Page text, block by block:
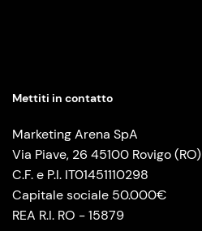
Mettiti in contatto
Marketing Arena SpA
Via Piave, 26 45100 Rovigo (RO)
C.F. e P.I. IT01451110298
Capitale sociale 50.000€
REA R.I. RO - 15879